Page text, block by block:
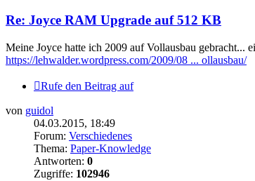
Re: Joyce RAM Upgrade auf 512 KB
Meine Joyce hatte ich 2009 auf Vollausbau gebracht...
https://lehwalder.wordpress.com/2009/08 ... ollausbau/
Rufe den Beitrag auf
von guidol
04.03.2015, 18:49
Forum: Verschiedenes
Thema: Paper-Knowledge
Antworten: 0
Zugriffe: 102946